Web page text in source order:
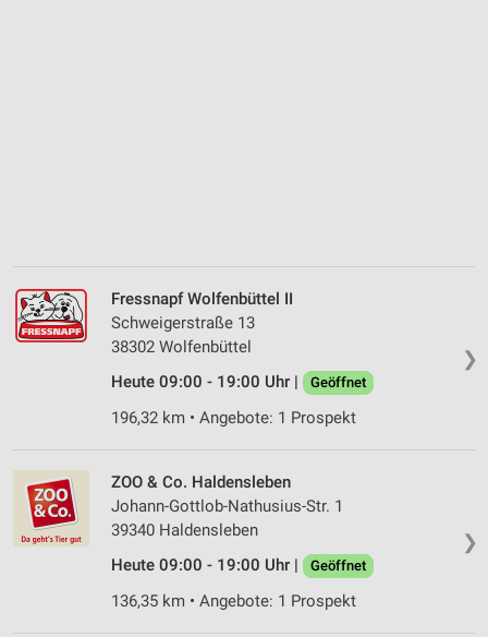
❯
Fressnapf Wolfenbüttel II
Schweigerstraße 13
38302 Wolfenbüttel
Heute 09:00 - 19:00 Uhr |
Geöffnet
196,32 km • Angebote: 1 Prospekt
❯
ZOO & Co. Haldensleben
Johann-Gottlob-Nathusius-Str. 1
39340 Haldensleben
Heute 09:00 - 19:00 Uhr |
Geöffnet
136,35 km • Angebote: 1 Prospekt